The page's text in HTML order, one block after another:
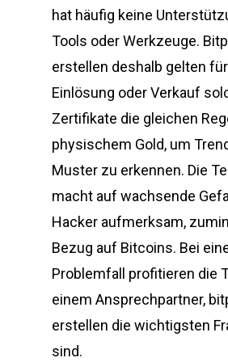
hat häufig keine
Tools oder Werkzeuge.
erstellen deshalb gelten
Einlösung oder Verkauf
Zertifikate die gleichen
physischem Gold, um
Muster zu erkennen. Die
macht auf wachsende
Hacker aufmerksam,
Bezug auf Bitcoins. Bei
Problemfall profitieren die
einem Ansprechpartner,
erstellen die wichtigsten
sind.